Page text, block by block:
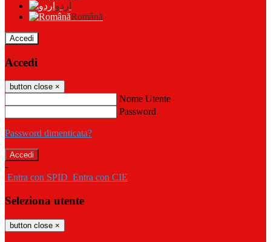
اردو
Română
Accedi
Accedi
button close ×
Nome Utente
Password
Password dimenticata?
-
Entra con SPID Entra con CIE
Seleziona utente
button close ×